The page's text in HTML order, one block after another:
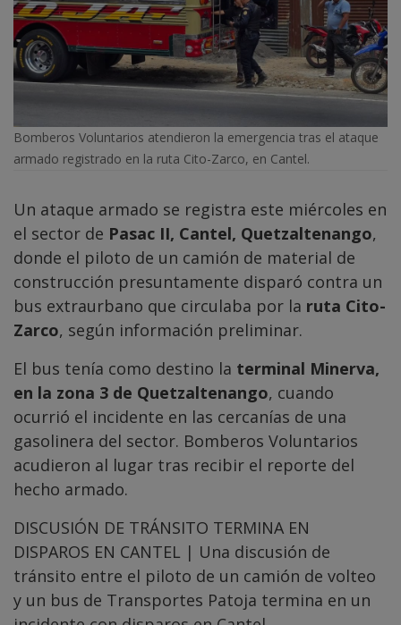
Bomberos Voluntarios atendieron la emergencia tras el ataque
armado registrado en la ruta Cito-Zarco, en Cantel.
Un ataque armado se registra este miércoles en
el sector de Pasac II, Cantel, Quetzaltenango,
donde el piloto de un camión de material de
construcción presuntamente disparó contra un
bus extraurbano que circulaba por la ruta Cito-
Zarco, según información preliminar.
El bus tenía como destino la terminal Minerva,
en la zona 3 de Quetzaltenango, cuando
ocurrió el incidente en las cercanías de una
gasolinera del sector. Bomberos Voluntarios
acudieron al lugar tras recibir el reporte del
hecho armado.
DISCUSIÓN DE TRÁNSITO TERMINA EN
DISPAROS EN CANTEL | Una discusión de
tránsito entre el piloto de un camión de volteo
y un bus de Transportes Patoja termina en un